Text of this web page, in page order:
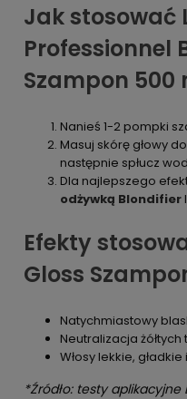
Jak stosować
Professionnel
Szampon 500
Nanieś 1-2 pompki
Masuj skórę głowy
następnie spłucz
Dla najlepszego
odżywką Blondifier
Efekty
Gloss
Natychmiastowy
Neutralizacja
Włosy lekkie, gładkie
*Źródło: testy aplikacyjne